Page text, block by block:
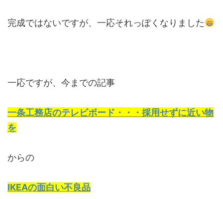
完成ではないですが、一応それっぽくなりました
一応ですが、今までの記事
一条工務店のテレビボード・・・採用せずに近い物
を
からの
IKEAの面白い不良品